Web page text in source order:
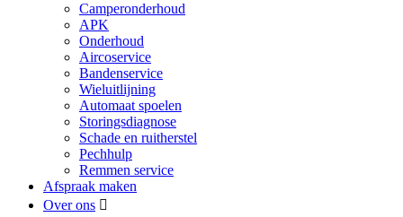
Camperonderhoud
APK
Onderhoud
Aircoservice
Bandenservice
Wieluitlijning
Automaat spoelen
Storingsdiagnose
Schade en ruitherstel
Pechhulp
Remmen service
Afspraak maken
Over ons